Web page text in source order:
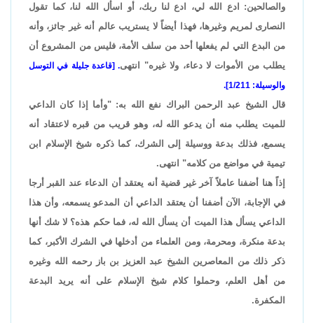
والصالحين: ادع الله لي، ادع لنا ربك، أو اسأل الله لنا، كما تقول
النصارى لمريم وغيرها، فهذا أيضاً لا يستريب عالم أنه غير جائز، وأنه
من البدع التي لم يفعلها أحد من سلف الأمة، فليس من المشروع أن
يطلب من الأموات لا دعاء، ولا غيره" انتهى. [قاعدة جليلة في التوسل
والوسيلة: 1/211].
قال الشيخ عبد الرحمن البراك نفع الله به: "وأما إذا كان الداعي
للميت يطلب منه أن يدعو الله له، وهو قريب من قبره لاعتقاد أنه
يسمع، فذلك بدعة ووسيلة إلى الشرك، كما ذكره شيخ الإسلام ابن
تيمية في مواضع من كلامه" انتهى.
إذاً هنا أضفنا عاملاً آخر غير قضية أنه يعتقد أن الدعاء عند القبر أرجا
في الإجابة، الآن أضفنا أن يعتقد الداعي أن المدعو يسمعه، وأن هذا
الداعي يسأل هذا الميت أن يسأل الله له، فما حكم هذه؟ لا شك أنها
بدعة منكرة، ومحرمة، ومن العلماء من أدخلها في الشرك الأكبر، كما
ذكر ذلك من المعاصرين الشيخ عبد العزيز بن باز رحمه الله وغيره
من أهل العلم، وحملوا كلام شيخ الإسلام على أنه يريد البدعة
المكفرة.